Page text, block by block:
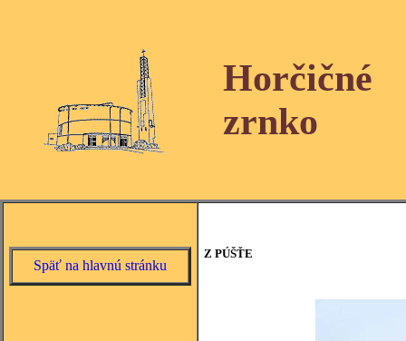
Horčičné
zrnko
Späť na hlavnú stránku
Z PÚŠŤE